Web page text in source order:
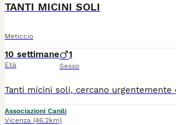
TANTI MICINI SOLI
Meticcio
10 settimane
Età
1
Sesso
Associazioni Canili
Vicenza (46.2km)